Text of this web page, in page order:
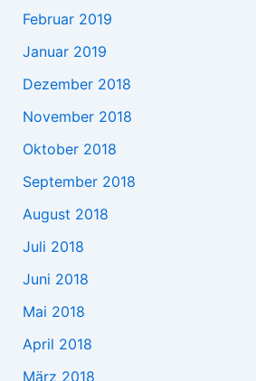
Februar 2019
Januar 2019
Dezember 2018
November 2018
Oktober 2018
September 2018
August 2018
Juli 2018
Juni 2018
Mai 2018
April 2018
März 2018